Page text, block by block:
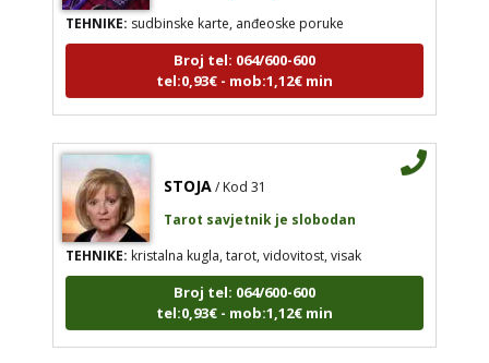
TEHNIKE:sudbinske karte, anđeoske poruke
Broj tel: 064/600-600
tel:0,93€ - mob:1,12€ min
STOJA / Kod 31
Tarot savjetnik je slobodan
TEHNIKE:kristalna kugla, tarot, vidovitost, visak
Broj tel: 064/600-600
tel:0,93€ - mob:1,12€ min